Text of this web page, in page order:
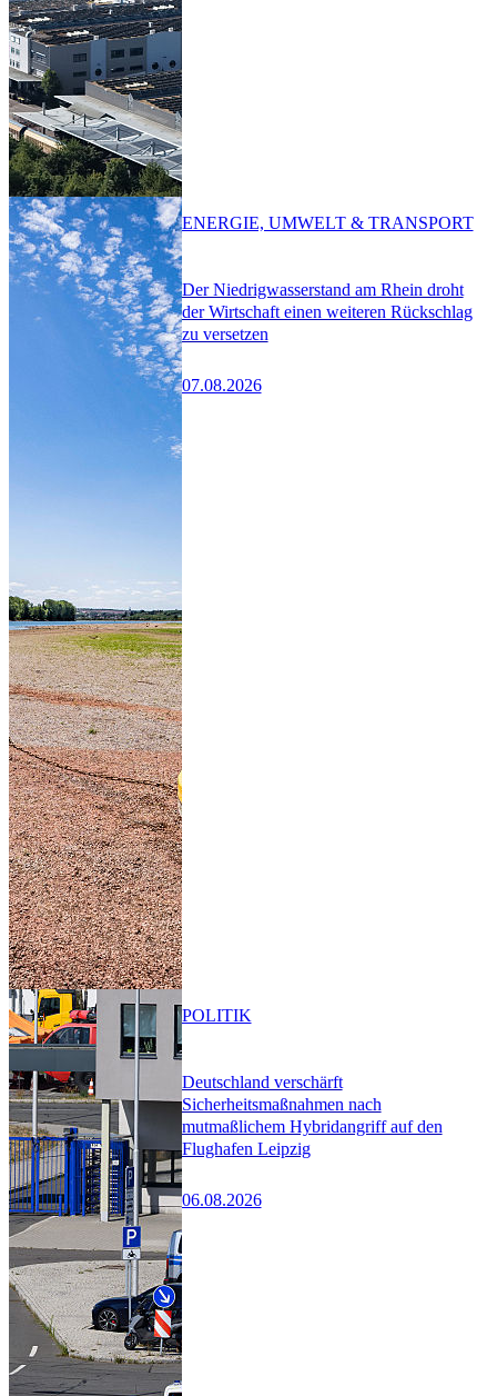
Der Niedrigwasserstand am Rhein droht
der Wirtschaft einen weiteren Rückschlag
zu versetzen
07.08.2026
ENERGIE, UMWELT & TRANSPORT
Deutschland verschärft
Sicherheitsmaßnahmen nach
mutmaßlichem Hybridangriff auf den
Flughafen Leipzig
06.08.2026
POLITIK